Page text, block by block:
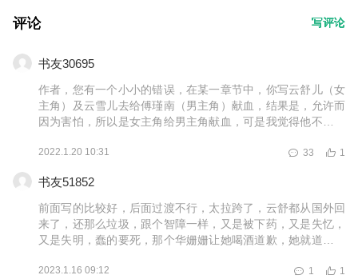
评论 写评论
书友30695
作者，您有一个小小的错误，在某一章节中，你写云舒儿（女
主角）及云雪儿去给傅瑾南（男主角）献血，结果是，允许而
因为害怕，所以是女主角给男主角献血，可是我觉得他不应该
主角匹配，（您后文说了，女主角和云雪儿的血型不匹配），
是，男主角是O型血，所有人都可以给他一点血，但是输血要
以输同型血为原则，所以也只能捐一点点血啊，可是你上面却
说捐了很多血，所以只能是女主角和男主角血型匹配了，那么
云雪儿肯定是因为血型跟男主角不匹配，所以才叫女主角去捐
的，这么一来，才说得过去，建议作者以后写小说的章节时，
多让几个人读读，参考一下他们的意见，毕竟当局者迷，旁观
2022.1.20 10:31 1
33
书友51852
前面写的比较好，后面过渡不行，太拉跨了，云舒都从国外回
来了，还那么垃圾，跟个智障一样，又是被下药，又是失忆，
又是失明，蠢的要死，那个华姗姗让她喝酒道歉，她就道歉蠢
嘴巴。268章&ndash;269章就不知道写了个什么叼毛，云舒吐
2023.1.16 09:12 1
1